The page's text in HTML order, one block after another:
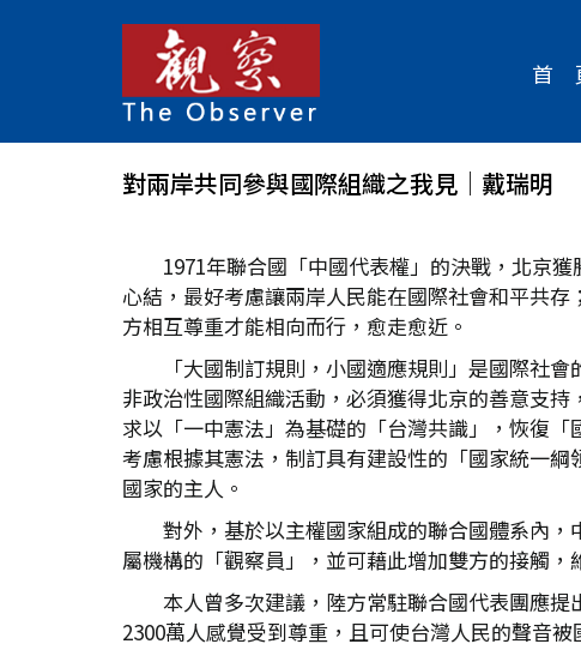
首
對兩岸共同參與國際組織之我見│戴瑞明
1971年聯合國「中國代表權」的決戰，北京
心結，最好考慮讓兩岸人民能在國際社會和平共
方相互尊重才能相向而行，愈走愈近。
「大國制訂規則，小國適應規則」是國際社
非政治性國際組織活動，必須獲得北京的善意支
求以「一中憲法」為基礎的「台灣共識」，恢復
考慮根據其憲法，制訂具有建設性的「國家統一
國家的主人。
對外，基於以主權國家組成的聯合國體系內
屬機構的「觀察員」，並可藉此增加雙方的接觸，
本人曾多次建議，陸方常駐聯合國代表團應
2300萬人感覺受到尊重，且可使台灣人民的聲音被